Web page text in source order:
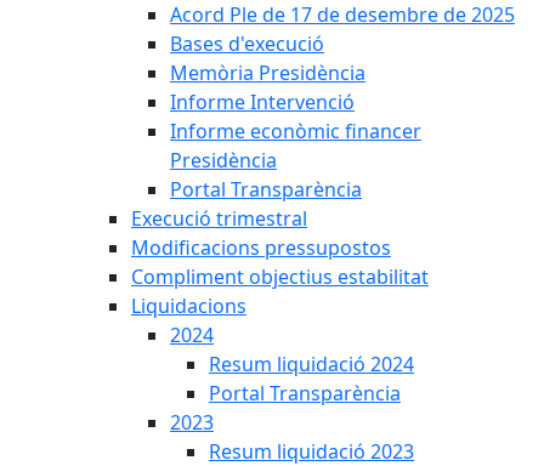
Acord Ple de 17 de desembre de 2025
Bases d'execució
Memòria Presidència
Informe Intervenció
Informe econòmic financer
Presidència
Portal Transparència
Execució trimestral
Modificacions pressupostos
Compliment objectius estabilitat
Liquidacions
2024
Resum liquidació 2024
Portal Transparència
2023
Resum liquidació 2023